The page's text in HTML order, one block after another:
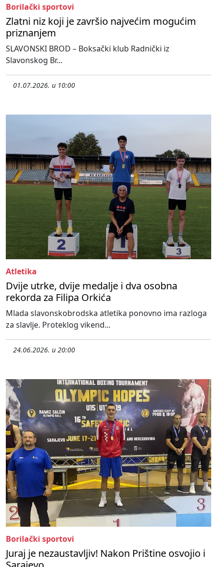
Borilački sportovi
Zlatni niz koji je završio najvećim mogućim
priznanjem
SLAVONSKI BROD – Boksački klub Radnički iz
Slavonskog Br...
01.07.2026. u 10:00
Atletika
Dvije utrke, dvije medalje i dva osobna
rekorda za Filipa Orkića
Mlada slavonskobrodska atletika ponovno ima razloga
za slavlje. Proteklog vikend...
24.06.2026. u 20:00
Borilački sportovi
Juraj je nezaustavljiv! Nakon Prištine osvojio i